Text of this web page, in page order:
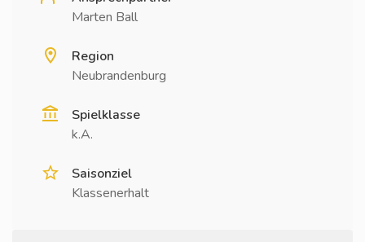
Marten Ball
Region
Neubrandenburg
Spielklasse
k.A.
Saisonziel
Klassenerhalt